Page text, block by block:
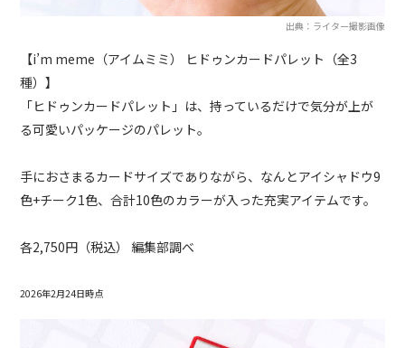
出典：ライター撮影画像
【i’m meme（アイムミミ） ヒドゥンカードパレット（全3
種）】
「ヒドゥンカードパレット」は、持っているだけで気分が上が
る可愛いパッケージのパレット。
手におさまるカードサイズでありながら、なんとアイシャドウ9
色+チーク1色、合計10色のカラーが入った充実アイテムです。
各2,750円（税込） 編集部調べ
2026年2月24日時点